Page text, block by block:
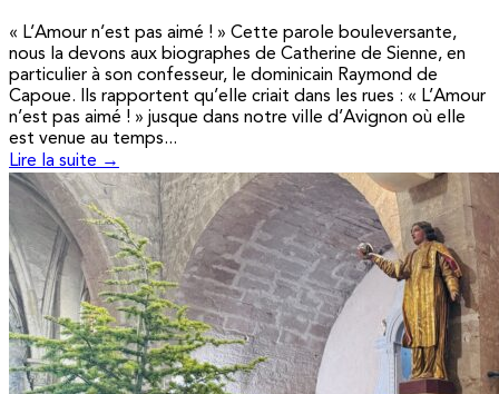
« L’Amour n’est pas aimé ! » Cette parole bouleversante,
nous la devons aux biographes de Catherine de Sienne, en
particulier à son confesseur, le dominicain Raymond de
Capoue. Ils rapportent qu’elle criait dans les rues : « L’Amour
n’est pas aimé ! » jusque dans notre ville d’Avignon où elle
est venue au temps...
Lire la suite →